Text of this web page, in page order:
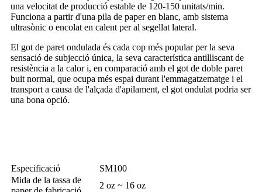
una velocitat de producció estable de 120-150 unitats/min.
Funciona a partir d'una pila de paper en blanc, amb sistema
ultrasònic o encolat en calent per al segellat lateral.
El got de paret ondulada és cada cop més popular per la seva
sensació de subjecció única, la seva característica antilliscant de
resistència a la calor i, en comparació amb el got de doble paret
buit normal, que ocupa més espai durant l'emmagatzematge i el
transport a causa de l'alçada d'apilament, el got ondulat podria ser
una bona opció.
Especificació
SM100
Mida de la tassa de
2 oz ~ 16 oz